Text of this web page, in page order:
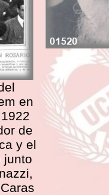
en
de
y el
junto